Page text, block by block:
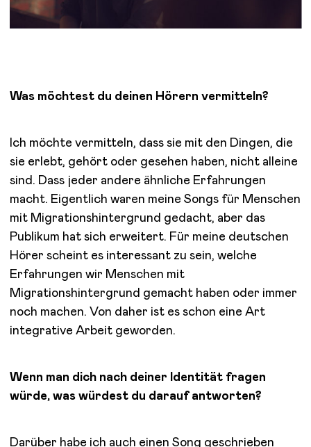
Was möchtest du deinen Hörern vermitteln?
Ich möchte vermitteln, dass sie mit den Dingen, die
sie erlebt, gehört oder gesehen haben, nicht alleine
sind. Dass jeder andere ähnliche Erfahrungen
macht. Eigentlich waren meine Songs für Menschen
mit Migrationshintergrund gedacht, aber das
Publikum hat sich erweitert. Für meine deutschen
Hörer scheint es interessant zu sein, welche
Erfahrungen wir Menschen mit
Migrationshintergrund gemacht haben oder immer
noch machen. Von daher ist es schon eine Art
integrative Arbeit geworden.
Wenn man dich nach deiner Identität fragen
würde, was würdest du darauf antworten?
Darüber habe ich auch einen Song geschrieben